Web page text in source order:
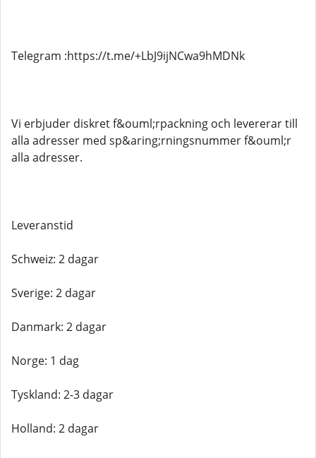
Telegram :https://t.me/+LbJ9ijNCwa9hMDNk
Vi erbjuder diskret f&ouml;rpackning och levererar till
alla adresser med sp&aring;rningsnummer f&ouml;r
alla adresser.
Leveranstid
Schweiz: 2 dagar
Sverige: 2 dagar
Danmark: 2 dagar
Norge: 1 dag
Tyskland: 2-3 dagar
Holland: 2 dagar